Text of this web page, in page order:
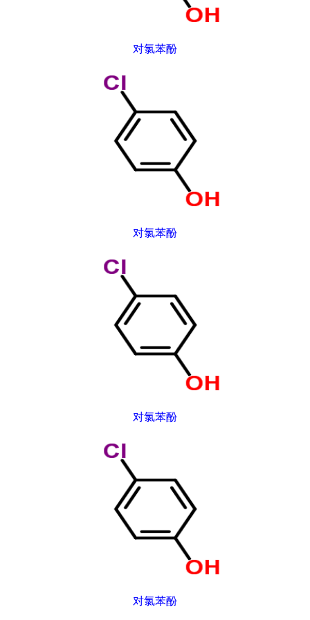
对氯苯酚
对氯苯酚
对氯苯酚
对氯苯酚